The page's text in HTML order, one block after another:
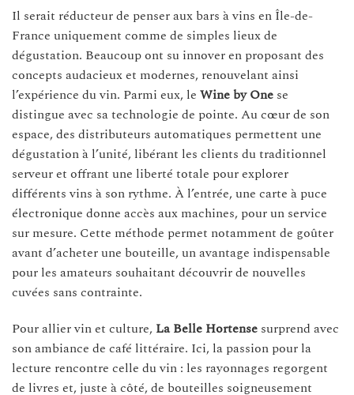
Il serait réducteur de penser aux bars à vins en Île-de-
France uniquement comme de simples lieux de
dégustation. Beaucoup ont su innover en proposant des
concepts audacieux et modernes, renouvelant ainsi
l’expérience du vin. Parmi eux, le Wine by One se
distingue avec sa technologie de pointe. Au cœur de son
espace, des distributeurs automatiques permettent une
dégustation à l’unité, libérant les clients du traditionnel
serveur et offrant une liberté totale pour explorer
différents vins à son rythme. À l’entrée, une carte à puce
électronique donne accès aux machines, pour un service
sur mesure. Cette méthode permet notamment de goûter
avant d’acheter une bouteille, un avantage indispensable
pour les amateurs souhaitant découvrir de nouvelles
cuvées sans contrainte.
Pour allier vin et culture, La Belle Hortense surprend avec
son ambiance de café littéraire. Ici, la passion pour la
lecture rencontre celle du vin : les rayonnages regorgent
de livres et, juste à côté, de bouteilles soigneusement